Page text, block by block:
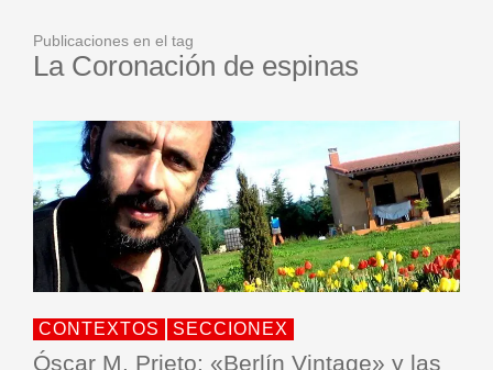
Publicaciones en el tag
La Coronación de espinas
CONTEXTOS SECCIONEX
Óscar M. Prieto: «Berlín Vintage» y las